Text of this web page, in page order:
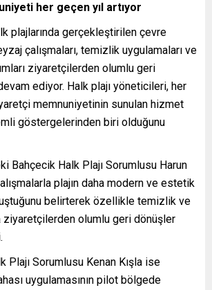
her geçen yıl artıyor
plajlarında gerçekleştirilen çevre
çalışmaları, temizlik uygulamaları ve
ziyaretçilerden olumlu geri
ediyor. Halk plajı yöneticileri, her
memnuniyetinin sunulan hizmet
göstergelerinden biri olduğunu
Bahçecik Halk Plajı Sorumlusu Harun
plajın daha modern ve estetik
belirterek özellikle temizlik ve
ziyaretçilerden olumlu geri dönüşler
Plajı Sorumlusu Kenan Kışla ise
uygulamasının pilot bölgede